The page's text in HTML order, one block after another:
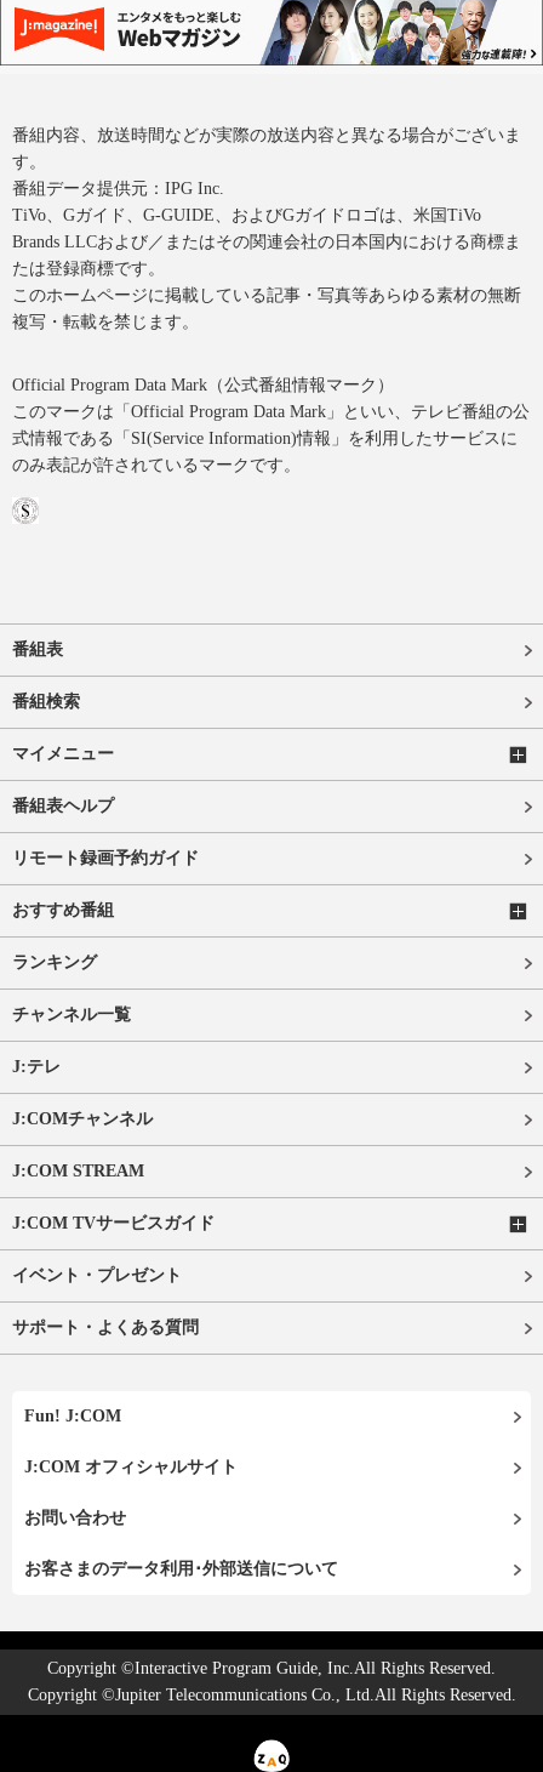
番組内容、放送時間などが実際の放送内容と異なる場合がございま
す。
番組データ提供元：IPG Inc.
TiVo、Gガイド、G-GUIDE、およびGガイドロゴは、米国TiVo
Brands LLCおよび／またはその関連会社の日本国内における商標ま
たは登録商標です。
このホームページに掲載している記事・写真等あらゆる素材の無断
複写・転載を禁じます。
Official Program Data Mark（公式番組情報マーク）
このマークは「Official Program Data Mark」といい、テレビ番組の公
式情報である「SI(Service Information)情報」を利用したサービスに
のみ表記が許されているマークです。
番組表
番組検索
マイメニュー
番組表ヘルプ
リモート録画予約ガイド
おすすめ番組
ランキング
チャンネル一覧
J:テレ
J:COMチャンネル
J:COM STREAM
J:COM TVサービスガイド
イベント・プレゼント
サポート・よくある質問
Fun! J:COM
J:COM オフィシャルサイト
お問い合わせ
お客さまのデータ利用･外部送信について
Copyright ©Interactive Program Guide, Inc.All Rights Reserved.
Copyright ©Jupiter Telecommunications Co., Ltd.All Rights Reserved.